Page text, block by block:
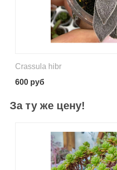
Crassula hibr
600 руб
За ту же цену!